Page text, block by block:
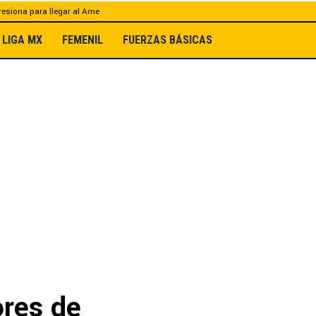
para llegar al Ame
LIGA MX FEMENIL FUERZAS BÁSICAS
de